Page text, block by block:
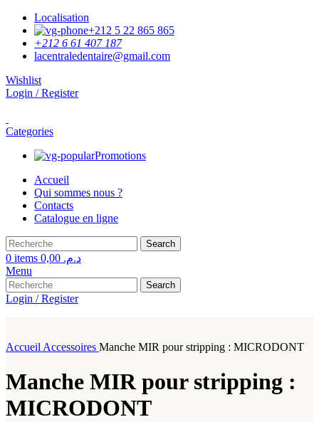
Localisation
+212 5 22 865 865
+212 6 61 407 187
lacentraledentaire@gmail.com
Wishlist
Login / Register
Categories
Promotions
Accueil
Qui sommes nous ?
Contacts
Catalogue en ligne
Search
0 items د.م.
Menu
Search
Login / Register
Accueil Accessoires Manche MIR pour stripping : MICRODONT
Manche MIR pour stripping :
MICRODONT